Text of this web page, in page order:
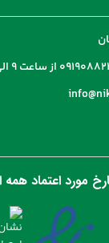
مورد اعتماد